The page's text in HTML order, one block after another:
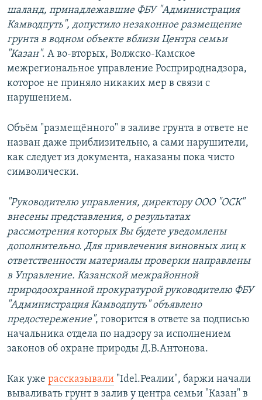
шаланд, принадлежавшие ФБУ "Администрация
Камводпуть", допустило незаконное размещение
грунта в водном объекте вблизи Центра семьи
"Казан". А во-вторых, Волжско-Камское
межрегиональное управление Росприроднадзора,
которое не приняло никаких мер в связи с
нарушением.
Объём "размещённого" в заливе грунта в ответе не
назван даже приблизительно, а сами нарушители,
как следует из документа, наказаны пока чисто
символически.
"Руководителю управления, директору ООО "ОСК"
внесены представления, о результатах
рассмотрения которых Вы будете уведомлены
дополнительно. Для привлечения виновных лиц к
ответственности материалы проверки направлены
в Управление. Казанской межрайонной
природоохранной прокуратурой руководителю ФБУ
"Администрация Камводпуть" объявлено
предостережение", говорится в ответе за подписью
начальника отдела по надзору за исполнением
законов об охране природы Д.В.Антонова.
Как уже рассказывали "Idel.Реалии", баржи начали
вываливать грунт в залив у центра семьи "Казан" в